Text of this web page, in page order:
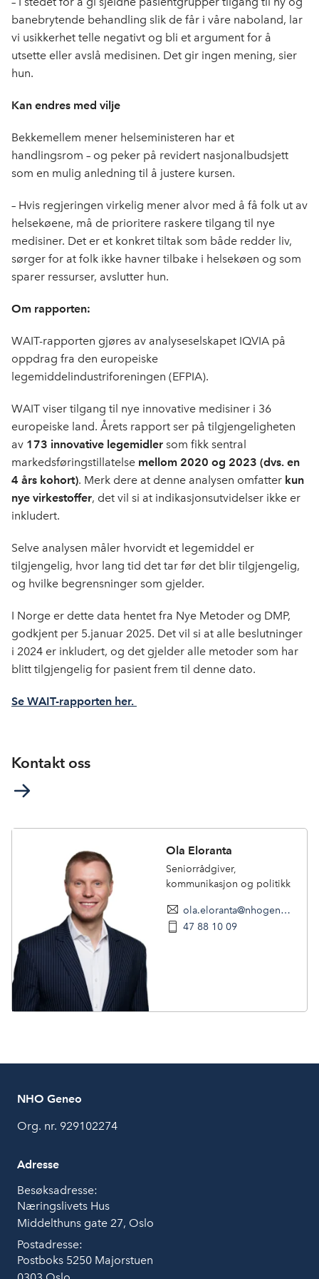
banebrytende behandling slik de får i våre naboland, lar
vi usikkerhet telle negativt og bli et argument for å
utsette eller avslå medisinen. Det gir ingen mening, sier
hun.
Kan endres med vilje
Bekkemellem mener helseministeren har et
handlingsrom – og peker på revidert nasjonalbudsjett
som en mulig anledning til å justere kursen.
– Hvis regjeringen virkelig mener alvor med å få folk ut av
helsekøene, må de prioritere raskere tilgang til nye
medisiner. Det er et konkret tiltak som både redder liv,
sørger for at folk ikke havner tilbake i helsekøen og som
sparer ressurser, avslutter hun.
Om rapporten:
WAIT-rapporten gjøres av analyseselskapet IQVIA på
oppdrag fra den europeiske
legemiddelindustriforeningen (EFPIA).
WAIT viser tilgang til nye innovative medisiner i 36
europeiske land. Årets rapport ser på tilgjengeligheten
av 173 innovative legemidler som fikk sentral
markedsføringstillatelse mellom 2020 og 2023 (dvs. en
4 års kohort). Merk dere at denne analysen omfatter kun
nye virkestoffer, det vil si at indikasjonsutvidelser ikke er
inkludert.
Selve analysen måler hvorvidt et legemiddel er
tilgjengelig, hvor lang tid det tar før det blir tilgjengelig,
og hvilke begrensninger som gjelder.
I Norge er dette data hentet fra Nye Metoder og DMP,
godkjent per 5.januar 2025. Det vil si at alle beslutninger
i 2024 er inkludert, og det gjelder alle metoder som har
blitt tilgjengelig for pasient frem til denne dato.
Se WAIT-rapporten her.
Kontakt oss
Ola Eloranta
Seniorrådgiver,
kommunikasjon og politikk
ola.eloranta@nhogeneo.no
47 88 10 09
NHO Geneo
Org. nr. 929102274
Adresse
Besøksadresse:
Næringslivets Hus
Middelthuns gate 27, Oslo
Postadresse:
Postboks 5250 Majorstuen